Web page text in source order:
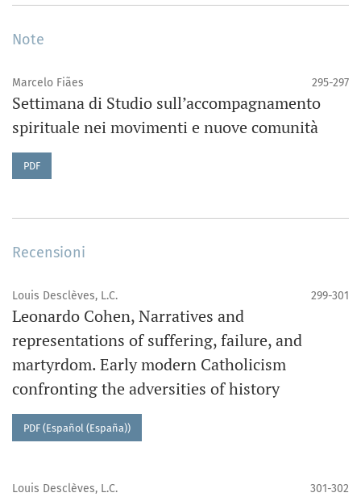
Note
Marcelo Fiães 295-297
Settimana di Studio sull’accompagnamento
spirituale nei movimenti e nuove comunità
PDF
Recensioni
Louis Desclèves, L.C. 299-301
Leonardo Cohen, Narratives and
representations of suffering, failure, and
martyrdom. Early modern Catholicism
confronting the adversities of history
PDF (Español (España))
Louis Desclèves, L.C. 301-302